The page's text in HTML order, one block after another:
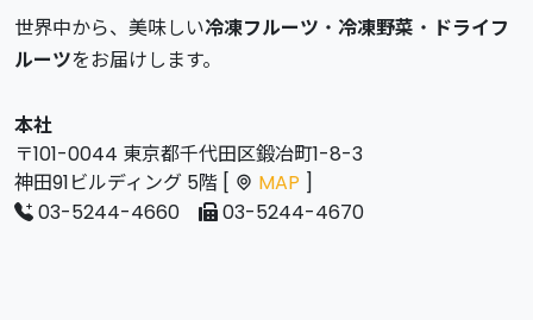
世界中から、美味しい冷凍フルーツ ・ 冷凍野菜 ・ ドライフ
ルーツをお届けします。
本社
〒101-0044 東京都千代田区鍛冶町1-8-3
神田91ビルディング 5階 [
MAP ]
03-5244-4660
03-5244-4670